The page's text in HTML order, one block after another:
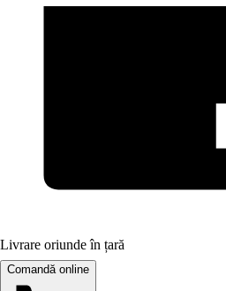
Livrare oriunde în țară
Comandă online